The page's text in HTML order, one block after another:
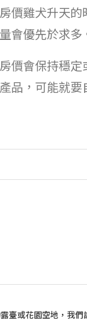
價雞犬升天的
會優先於求多
價會保持穩定
品，可能就要
臺或花園空地，我們